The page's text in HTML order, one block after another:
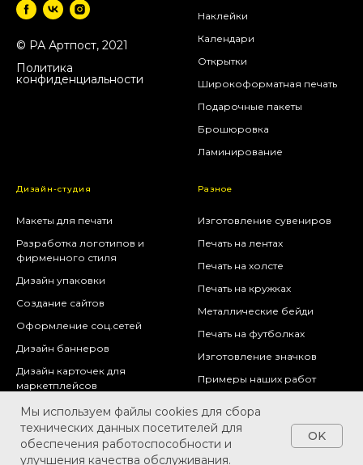
Написать нам
Мы используем файлы cookies для сбора
технических данных посетителей для
обеспечения работоспособности и
улучшения качества обслуживания.
OK
© РА Артпост, 2021
Политика
конфиденциальности
Наклейки
Календари
Открытки
Широкоформатная печать
Подарочные пакеты
Брошюровка
Ламинирование
Дизайн-студия
Макеты для печати
Разработка логотипов и
фирменного стиля
Дизайн упаковки
Создание сайтов
Оформление соц.сетей
Дизайн баннеров
Дизайн карточек для
маркетплейсов
Разное
Изготовление сувениров
Печать на лентах
Печать на холсте
Печать на кружках
Металлические бейди
Печать на футболках
Изготовление значков
Примеры наших работ
Контакты